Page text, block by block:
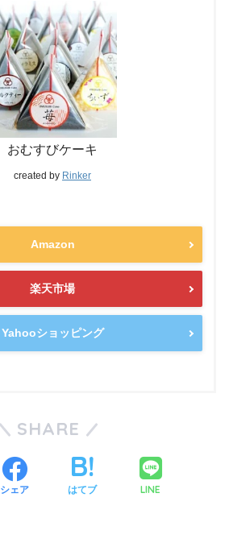
おむすびケーキ
created by Rinker
Amazon
楽天市場
Yahooショッピング
SHARE
シェア はてブ LINE